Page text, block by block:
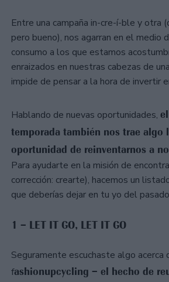
Entre una campaña in-cre-í-ble y otra
pero bueno), nos agarran en el medio
consumo a los que estamos
enraizados en nuestras cabezas de
impide de pensar a la hora de invertir
Hablando de nuevas oportunidades,
temporada también nos trae algo
oportunidad de reinventarnos a
Para ayudarte en la misión de
corrección: crearte), hacemos un
que deberías dejar en tu yo del
1 – LET IT GO, LET IT GO
Seguramente escuchaste algo acerca
fashionupcycling – el hecho de